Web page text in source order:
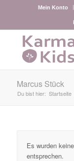
Mein Konto
Marcus Stück
Du bist hier: Startseite
Es wurden
entsprechen.